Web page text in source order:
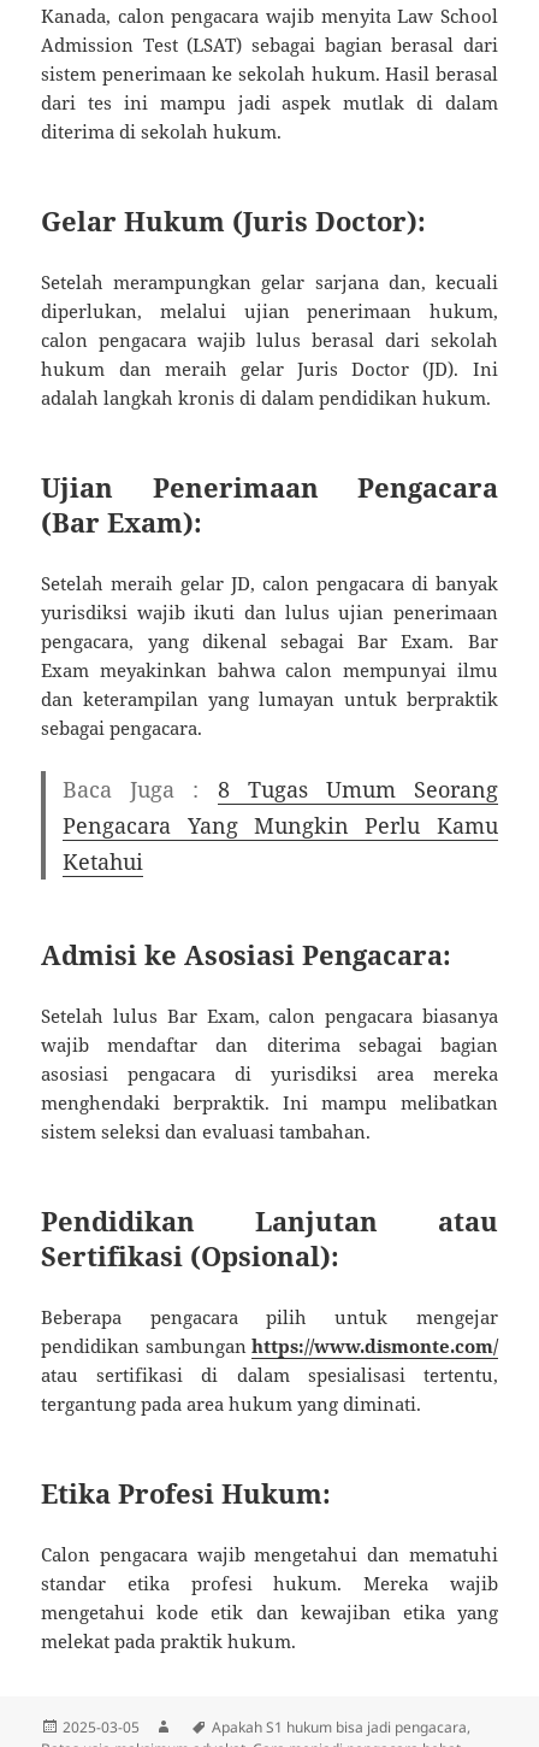
Kanada, calon pengacara wajib menyita Law School
Admission Test (LSAT) sebagai bagian berasal dari
sistem penerimaan ke sekolah hukum. Hasil berasal
dari tes ini mampu jadi aspek mutlak di dalam
diterima di sekolah hukum.
Gelar Hukum (Juris Doctor):
Setelah merampungkan gelar sarjana dan, kecuali
diperlukan, melalui ujian penerimaan hukum,
calon pengacara wajib lulus berasal dari sekolah
hukum dan meraih gelar Juris Doctor (JD). Ini
adalah langkah kronis di dalam pendidikan hukum.
Ujian Penerimaan Pengacara
(Bar Exam):
Setelah meraih gelar JD, calon pengacara di banyak
yurisdiksi wajib ikuti dan lulus ujian penerimaan
pengacara, yang dikenal sebagai Bar Exam. Bar
Exam meyakinkan bahwa calon mempunyai ilmu
dan keterampilan yang lumayan untuk berpraktik
sebagai pengacara.
Baca Juga : 8 Tugas Umum Seorang
Pengacara Yang Mungkin Perlu Kamu
Ketahui
Admisi ke Asosiasi Pengacara:
Setelah lulus Bar Exam, calon pengacara biasanya
wajib mendaftar dan diterima sebagai bagian
asosiasi pengacara di yurisdiksi area mereka
menghendaki berpraktik. Ini mampu melibatkan
sistem seleksi dan evaluasi tambahan.
Pendidikan Lanjutan atau
Sertifikasi (Opsional):
Beberapa pengacara pilih untuk mengejar
pendidikan sambungan https://www.dismonte.com/
atau sertifikasi di dalam spesialisasi tertentu,
tergantung pada area hukum yang diminati.
Etika Profesi Hukum:
Calon pengacara wajib mengetahui dan mematuhi
standar etika profesi hukum. Mereka wajib
mengetahui kode etik dan kewajiban etika yang
melekat pada praktik hukum.
Diposkan
2025-03-05 PenulisTag
Apakah S1 hukum bisa jadi pengacara,